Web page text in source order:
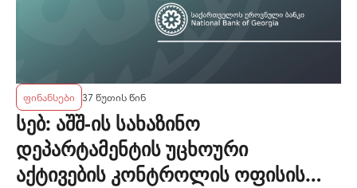
ფინანსები 37 წუთის წინ
სებ: აშშ-ის სახაზინო
დეპარტამენტის უცხოური
აქტივების კონტროლის ოფისის